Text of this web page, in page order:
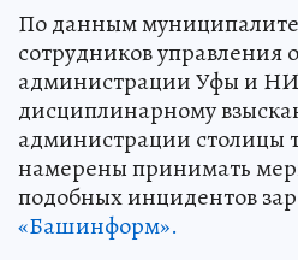
По данным
сотрудников управления
администрации Уфы и
дисциплинарному
администрации столицы
намерены принимать
подобных инцидентов
«Башинформ».